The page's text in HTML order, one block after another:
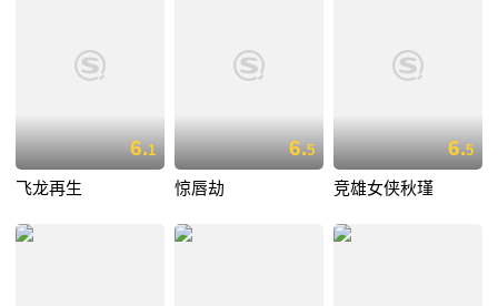
6.1
飞龙再生
6.5
惊唇劫
6.5
竞雄女侠秋瑾